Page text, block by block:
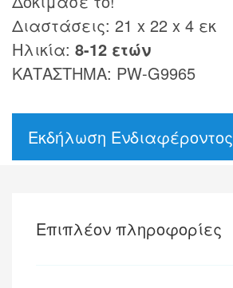
Διαστάσεις: 21 x 22 x 4 εκ
Ηλικία: 8-12 ετών
ΚΑΤΑΣΤΗΜΑ: PW-G9965
Εκδήλωση Ενδιαφέροντος
Επιπλέον πληροφορίες